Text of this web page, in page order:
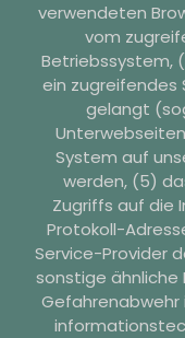
verwendeten
vom
Betriebssystem,
ein
gelangt
System auf
werden, (5)
Zugriffs auf die
Protokoll-
Service-Provider
sonstige ähnliche
Gefahrenabwehr